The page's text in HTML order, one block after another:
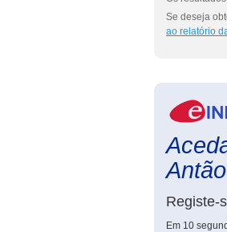
Se deseja
ao relatório
Registe-
Em 10